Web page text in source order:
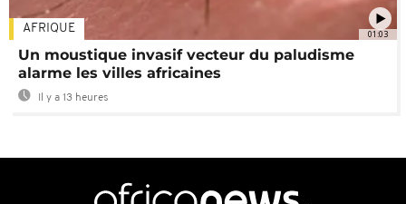
01:03
AFRIQUE
Un moustique invasif vecteur du paludisme
alarme les villes africaines
Il y a 13 heures